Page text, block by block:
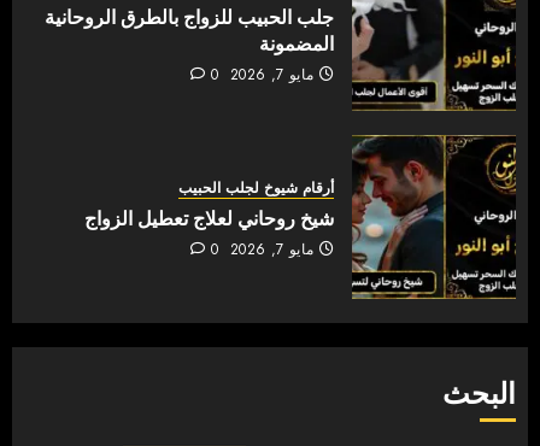
جلب الحبيب للزواج بالطرق الروحانية
المضمونة
مايو 7, 2026 0
أرقام شيوخ لجلب الحبيب
شيخ روحاني لعلاج تعطيل الزواج
مايو 7, 2026 0
البحث